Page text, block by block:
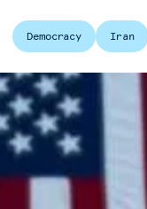
Democracy Iran